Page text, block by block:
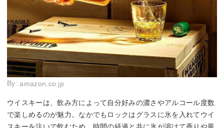
By:amazon.co.jp
ウイスキーは、飲み方によって自分好みの濃さやアルコール度数
で楽しめるのが魅力。なかでもロックはグラスに氷を入れてウイ